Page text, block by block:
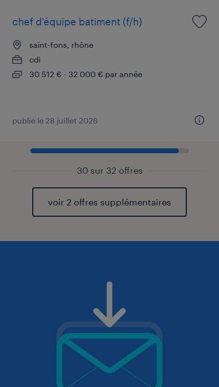
chef d'équipe batiment (f/h)
saint-fons, rhône
cdi
30 512 € - 32 000 € par année
publié le 28 juillet 2026
30 sur 32 offres
voir 2 offres supplémentaires